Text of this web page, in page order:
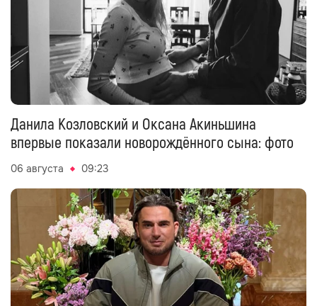
Данила Козловский и Оксана Акиньшина
впервые показали новорождённого сына: фото
06 августа 09:23